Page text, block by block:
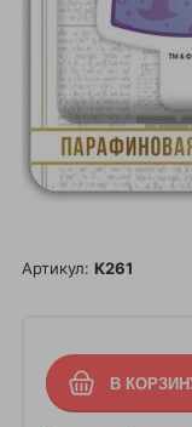
Артикул: К261